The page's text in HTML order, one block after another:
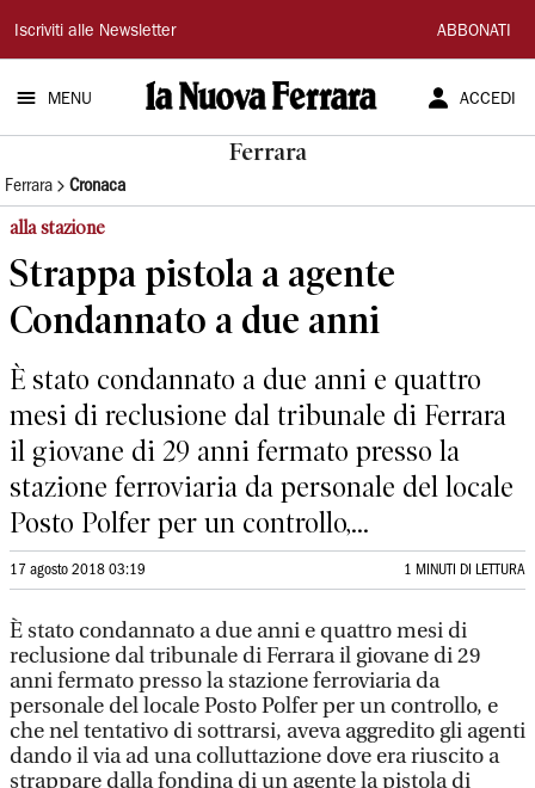
La
Nuova
Ferrara
Iscriviti alle Newsletter ABBONATI
MENU ACCEDI
Ferrara
Ferrara Cronaca
alla stazione
Strappa pistola a agente
Condannato a due anni
È stato condannato a due anni e quattro
mesi di reclusione dal tribunale di Ferrara
il giovane di 29 anni fermato presso la
stazione ferroviaria da personale del locale
Posto Polfer per un controllo,...
17 agosto 2018 03:19 1 MINUTI DI LETTURA
È stato condannato a due anni e quattro mesi di
reclusione dal tribunale di Ferrara il giovane di 29
anni fermato presso la stazione ferroviaria da
personale del locale Posto Polfer per un controllo, e
che nel tentativo di sottrarsi, aveva aggredito gli agenti
dando il via ad una colluttazione dove era riuscito a
strappare dalla fondina di un agente la pistola di